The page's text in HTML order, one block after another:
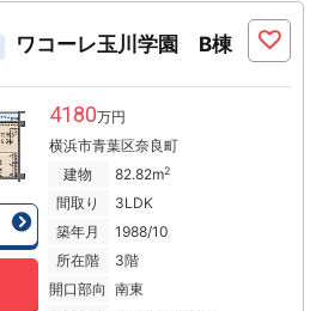
ワコーレ玉川学園 B棟
4180万円
横浜市青葉区奈良町
建物
82.82m2
間取り
3LDK
築年月
1988/10
所在階
3階
開口部向 南東